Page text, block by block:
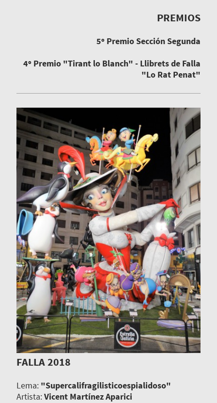
PREMIOS
5º Premio Sección Segunda
4º Premio "Tirant lo Blanch" - Llibrets de Falla
"Lo Rat Penat"
FALLA 2018
Lema: "Supercalifragilisticoespialidoso"
Artista:Vicent Martínez Aparici